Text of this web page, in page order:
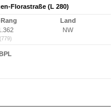
Florastraße (L 280)
Rang
(779)
Land
NW